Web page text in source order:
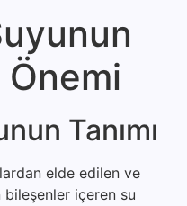
Önemi
Tanımı
elde edilen ve
bileşenler içeren su